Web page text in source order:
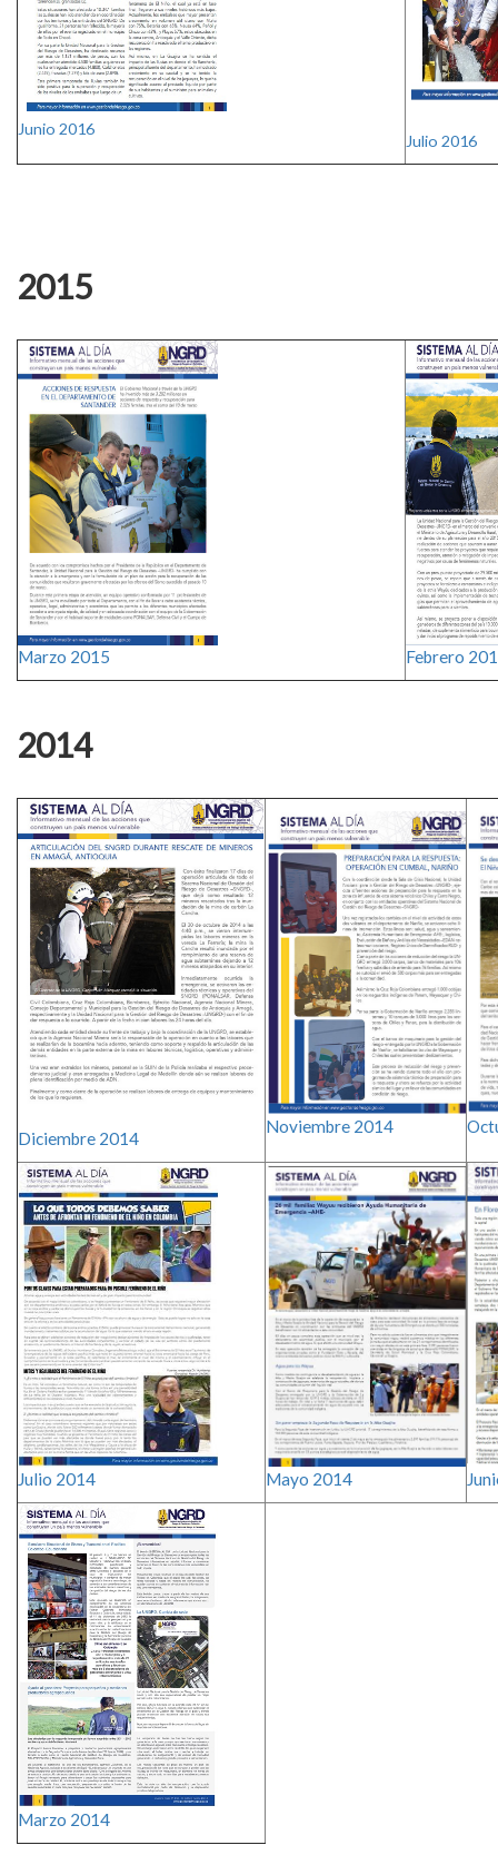
Junio 2016​
Julio 2016​
2015
Marzo 2015​ Febrero
2014
Diciembre​ 2014​
Noviembre​ 2014​
Julio​ 2014​ Mayo​ 2014​
Marzo​ 2014​